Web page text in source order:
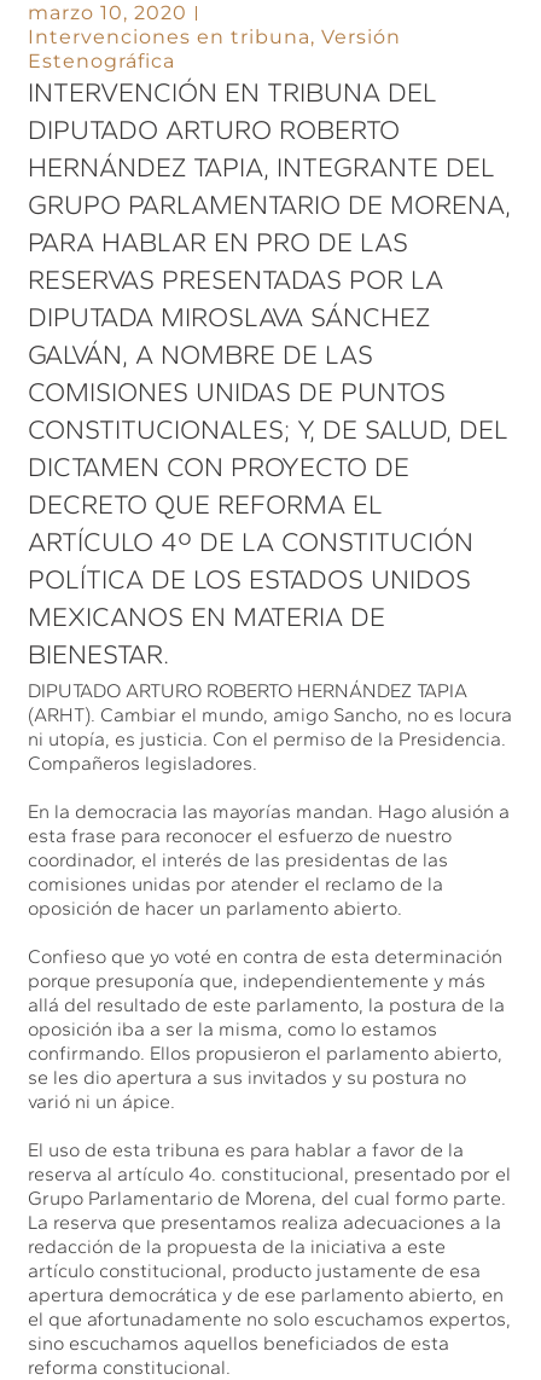
marzo 10, 2020
Intervenciones en tribuna,Versión
Estenográfica
INTERVENCIÓN EN TRIBUNA DEL
DIPUTADO ARTURO ROBERTO
HERNÁNDEZ TAPIA, INTEGRANTE DEL
GRUPO PARLAMENTARIO DE MORENA,
PARA HABLAR EN PRO DE LAS
RESERVAS PRESENTADAS POR LA
DIPUTADA MIROSLAVA SÁNCHEZ
GALVÁN, A NOMBRE DE LAS
COMISIONES UNIDAS DE PUNTOS
CONSTITUCIONALES; Y, DE SALUD, DEL
DICTAMEN CON PROYECTO DE
DECRETO QUE REFORMA EL
ARTÍCULO 4º DE LA CONSTITUCIÓN
POLÍTICA DE LOS ESTADOS UNIDOS
MEXICANOS EN MATERIA DE
BIENESTAR.
DIPUTADO ARTURO ROBERTO HERNÁNDEZ TAPIA
(ARHT). Cambiar el mundo, amigo Sancho, no es locura
ni utopía, es justicia. Con el permiso de la Presidencia.
Compañeros legisladores.
En la democracia las mayorías mandan. Hago alusión a
esta frase para reconocer el esfuerzo de nuestro
coordinador, el interés de las presidentas de las
comisiones unidas por atender el reclamo de la
oposición de hacer un parlamento abierto.
Confieso que yo voté en contra de esta determinación
porque presuponía que, independientemente y más
allá del resultado de este parlamento, la postura de la
oposición iba a ser la misma, como lo estamos
confirmando. Ellos propusieron el parlamento abierto,
se les dio apertura a sus invitados y su postura no
varió ni un ápice.
El uso de esta tribuna es para hablar a favor de la
reserva al artículo 4o. constitucional, presentado por el
Grupo Parlamentario de Morena, del cual formo parte.
La reserva que presentamos realiza adecuaciones a la
redacción de la propuesta de la iniciativa a este
artículo constitucional, producto justamente de esa
apertura democrática y de ese parlamento abierto, en
el que afortunadamente no solo escuchamos expertos,
sino escuchamos aquellos beneficiados de esta
reforma constitucional.